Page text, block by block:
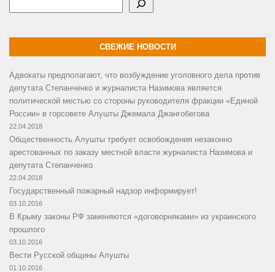
СВЕЖИЕ НОВОСТИ
Адвокаты предполагают, что возбуждение уголовного дела против
депутата Степанченко и журналиста Назимова является
политической местью со стороны руководителя фракции «Единой
России» в горсовете Алушты Джемала Джангобегова
22.04.2018
Общественность Алушты требует освобождения незаконно
арестованных по заказу местной власти журналиста Назимова и
депутата Степанченко
22.04.2018
Государственный пожарный надзор информирует!
03.10.2016
В Крыму законы РФ заменяются «договорняками» из украинского
прошлого
03.10.2016
Вести Русской общины Алушты
01.10.2016